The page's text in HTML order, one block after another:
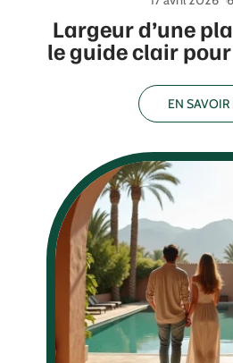
Largeur d’une
le guide clair
EN SAVOIR